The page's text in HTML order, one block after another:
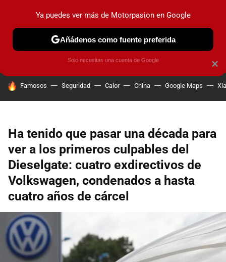
PRUEBAS COCHES ELÉCTRICOS OBSERVATORIO
HOY SE HABLA DE
Famosos Seguridad Calor China Google Maps
Ha tenido que pasar una década para
ver a los primeros culpables del
Dieselgate: cuatro exdirectivos de
Volkswagen, condenados a hasta
cuatro años de cárcel
×
Ya puedes ver más de Motorpasion en Google
Añádenos como fuente preferida
Solo necesitas una cuenta de Google